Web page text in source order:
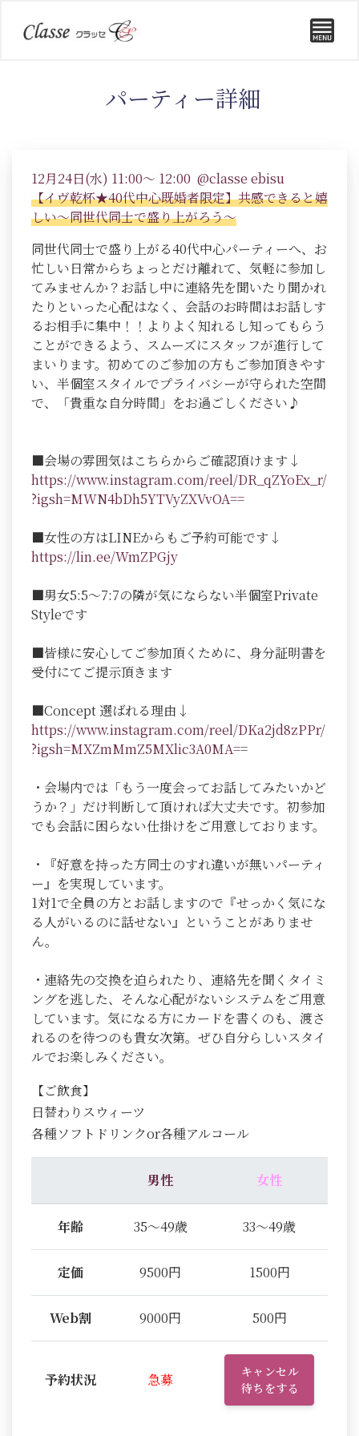
パーティー詳細
12月24日(水) 11:00～ 12:00 @classe ebisu
【イヴ乾杯★40代中心既婚者限定】共感できると嬉
しい～同世代同士で盛り上がろう～
同世代同士で盛り上がる40代中心パーティーへ、お
忙しい日常からちょっとだけ離れて、気軽に参加し
てみませんか？お話し中に連絡先を聞いたり聞かれ
たりといった心配はなく、会話のお時間はお話しす
るお相手に集中！！よりよく知れるし知ってもらう
ことができるよう、スムーズにスタッフが進行して
まいります。初めてのご参加の方もご参加頂きやす
い、半個室スタイルでプライバシーが守られた空間
で、「貴重な自分時間」をお過ごしください♪
■会場の雰囲気はこちらからご確認頂けます↓
https://www.instagram.com/reel/DR_qZYoEx_r/
?igsh=MWN4bDh5YTVyZXVvOA==
■女性の方はLINEからもご予約可能です↓
https://lin.ee/WmZPGjy
■男女5:5～7:7の隣が気にならない半個室Private
Styleです
■皆様に安心してご参加頂くために、身分証明書を
受付にてご提示頂きます
■Concept 選ばれる理由↓
https://www.instagram.com/reel/DKa2jd8zPPr/
?igsh=MXZmMmZ5MXlic3A0MA==
・会場内では「もう一度会ってお話してみたいかど
うか？」だけ判断して頂ければ大丈夫です。初参加
でも会話に困らない仕掛けをご用意しております。
・『好意を持った方同士のすれ違いが無いパーティ
ー』を実現しています。
1対1で全員の方とお話しますので『せっかく気にな
る人がいるのに話せない』ということがありませ
ん。
・連絡先の交換を迫られたり、連絡先を聞くタイミ
ングを逃した、そんな心配がないシステムをご用意
しています。気になる方にカードを書くのも、渡さ
れるのを待つのも貴女次第。ぜひ自分らしいスタイ
ルでお楽しみください。
【ご飲食】
日替わりスウィーツ
各種ソフトドリンクor各種アルコール
男性 女性
年齢 35～49歳 33～49歳
定価 9500円 1500円
Web割 9000円 500円
予約状況 急募
キャンセル
待ちをする